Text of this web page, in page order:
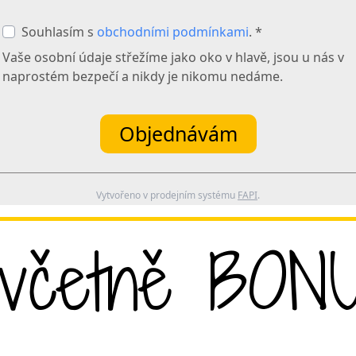
Souhlasím s obchodními podmínkami. *
Vaše osobní údaje střežíme jako oko v hlavě, jsou u nás v
naprostém bezpečí a nikdy je nikomu nedáme.
Objednávám
Vytvořeno v prodejním systému FAPI.